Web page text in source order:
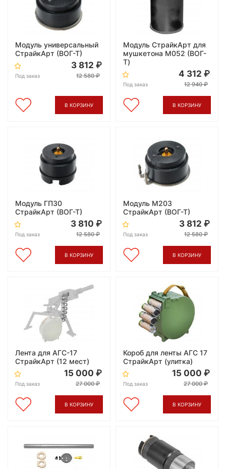
Модуль универсальный
СтрайкАрт (ВОГ-Т)
Под заказ
3 812
12 580
В КОРЗИНУ
Модуль СтрайкАрт для
мушкетона M052 (ВОГ-
Т)
Под заказ
4 312
12 940
В КОРЗИНУ
Модуль ГП30
СтрайкАрт (ВОГ-Т)
Под заказ
3 810
12 580
В КОРЗИНУ
Модуль M203
СтрайкАрт (ВОГ-Т)
Под заказ
3 812
12 580
В КОРЗИНУ
Лента для АГС-17
СтрайкАрт (12 мест)
Под заказ
15 000
27 000
В КОРЗИНУ
Короб для ленты АГС 17
СтрайкАрт (улитка)
Под заказ
15 000
27 000
В КОРЗИНУ